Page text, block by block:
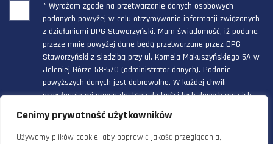
Cenimy prywatność użytkowników
Używamy plików cookie, aby poprawić jakość przeglądania,
* Wyrażam zgodę na przetwarzanie danych osobowych
podanych powyżej w celu otrzymywania informacji związanych
z działaniami DPG Staworzyński. Mam świadomość, iż podane
przeze mnie powyżej dane będą przetwarzane przez DPG
Staworzyński z siedzibą przy ul. Kornela Makuszyńskiego 5A w
Jeleniej Górze 58-570 (administrator danych). Podanie
powyższych danych jest dobrowolne. W każdej chwili
przysługuje mi prawo dostępu do treści tych danych oraz ich
poprawienia, a powyższa zgoda może być odwołana w każdym
czasie.